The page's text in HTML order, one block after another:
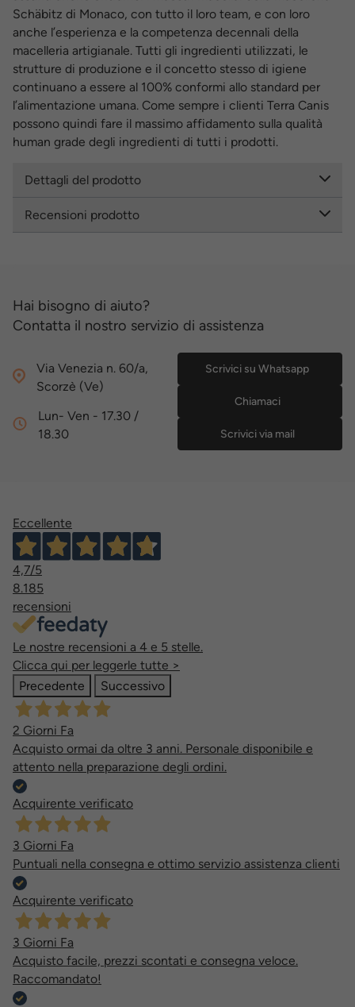
Schäbitz di Monaco, con tutto il loro team, e con loro
anche l’esperienza e la competenza decennali della
macelleria artigianale. Tutti gli ingredienti utilizzati, le
strutture di produzione e il concetto stesso di igiene
continuano a essere al 100% conformi allo standard per
l’alimentazione umana. Come sempre i clienti Terra Canis
possono quindi fare il massimo affidamento sulla qualità
human grade degli ingredienti di tutti i prodotti.
Dettagli del prodotto
Recensioni prodotto
Hai bisogno di aiuto?
Contatta il nostro servizio di assistenza
Via Venezia n. 60/a,
Scorzè (Ve)
Lun- Ven - 17.30 /
18.30
Scrivici su Whatsapp
Chiamaci
Scrivici via mail
Eccellente
4,7/5
8.185
recensioni
Le nostre recensioni a 4 e 5 stelle.
Clicca qui per leggerle tutte >
Precedente
Successivo
2 Giorni Fa
Acquisto ormai da oltre 3 anni. Personale disponibile e
attento nella preparazione degli ordini.
Acquirente verificato
3 Giorni Fa
Puntuali nella consegna e ottimo servizio assistenza clienti
Acquirente verificato
3 Giorni Fa
Acquisto facile, prezzi scontati e consegna veloce.
Raccomandato!